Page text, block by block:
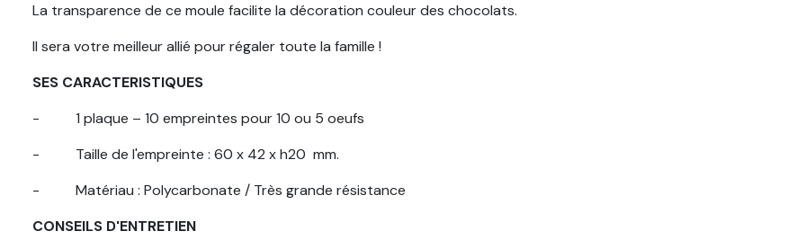
La transparence de ce moule facilite la décoration couleur des chocolats.
Il sera votre meilleur allié pour régaler toute la famille !
SES CARACTERISTIQUES
-
1 plaque – 10 empreintes pour 10 ou 5 oeufs
-
Taille de l'empreinte : 60 x 42 x h20 mm.
-
Matériau : Polycarbonate / Très grande résistance
CONSEILS D'ENTRETIEN